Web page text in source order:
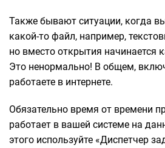
Также бывают ситуации, когда
какой-то файл, например,
но вместо открытия начинается
Это ненормально! В общем,
работаете в интернете.
Обязательно время от времени
работает в вашей системе на
этого используйте «Диспетчер